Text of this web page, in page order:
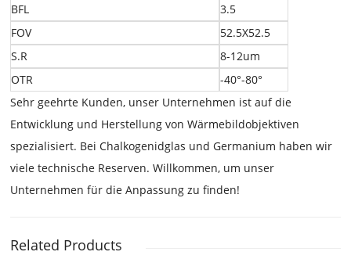
BFL
3.5
FOV
52.5X52.5
S.R
8-12um
OTR
-40°-80°
Sehr geehrte Kunden, unser Unternehmen ist auf die
Entwicklung und Herstellung von Wärmebildobjektiven
spezialisiert. Bei Chalkogenidglas und Germanium haben wir
viele technische Reserven. Willkommen, um unser
Unternehmen für die Anpassung zu finden!
Related Products